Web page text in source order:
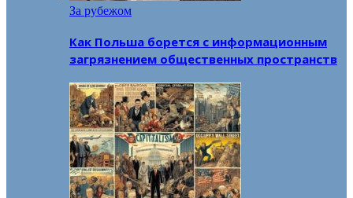
За рубежом
Как Польша борется с информационным
загрязнением общественных пространств